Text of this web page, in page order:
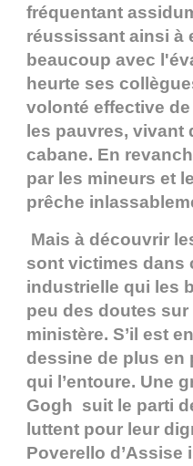
fréquentant
réussissant ainsi à
beaucoup avec
heurte ses
volonté effective
les pauvres, vivant
cabane. En
par les mineurs et
prêche
Mais à découvrir
sont victimes dans
industrielle qui les
peu des doutes sur
ministère. S’il est
dessine de plus en
qui l’entoure. Une
Gogh suit le parti
luttent pour leur
Poverello d’Assise